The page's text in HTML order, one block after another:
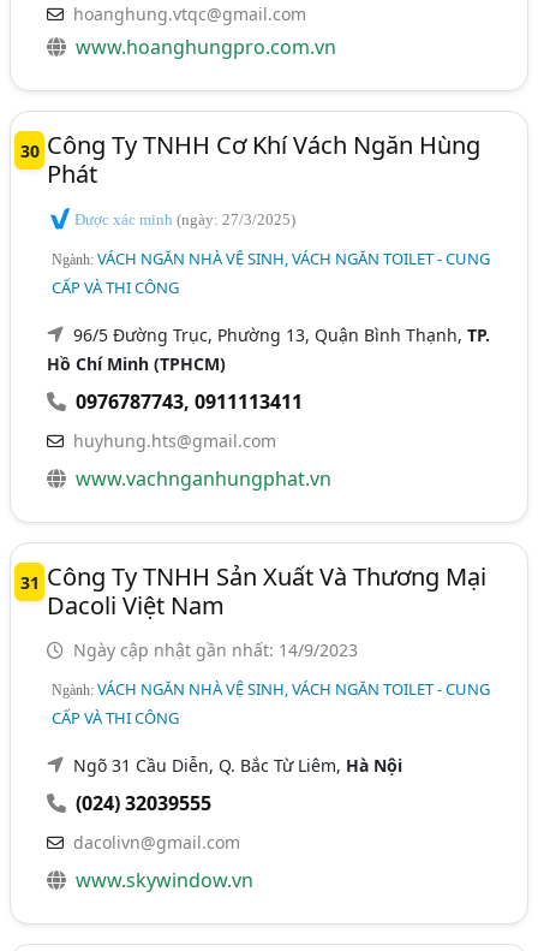
hoanghung.vtqc@gmail.com
www.hoanghungpro.com.vn
30 Công Ty TNHH Cơ Khí Vách Ngăn Hùng
Phát
Được xác minh(ngày: 27/3/2025)
Ngành:VÁCH NGĂN NHÀ VỆ SINH, VÁCH NGĂN TOILET - CUNG
CẤP VÀ THI CÔNG
96/5 Đường Trục, Phường 13, Quận Bình Thạnh,TP.
Hồ Chí Minh (TPHCM)
0976787743,0911113411
huyhung.hts@gmail.com
www.vachnganhungphat.vn
31 Công Ty TNHH Sản Xuất Và Thương Mại
Dacoli Việt Nam
Ngày cập nhật gần nhất: 14/9/2023
Ngành:VÁCH NGĂN NHÀ VỆ SINH, VÁCH NGĂN TOILET - CUNG
CẤP VÀ THI CÔNG
Ngõ 31 Cầu Diễn, Q. Bắc Từ Liêm, Hà Nội
(024) 32039555
dacolivn@gmail.com
www.skywindow.vn